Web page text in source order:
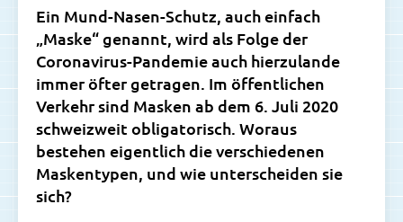
Ein Mund-Nasen-Schutz, auch einfach
„Maske“ genannt, wird als Folge der
Coronavirus-Pandemie auch hierzulande
immer öfter getragen. Im öffentlichen
Verkehr sind Masken ab dem 6. Juli 2020
schweizweit obligatorisch. Woraus
bestehen eigentlich die verschiedenen
Maskentypen, und wie unterscheiden sie
sich?